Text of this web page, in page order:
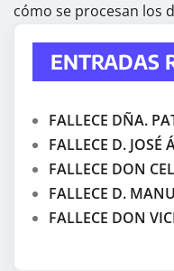
cómo se procesan los
ENTRADAS
FALLECE DÑA.
FALLECE D. JOSÉ
FALLECE DON
FALLECE D.
FALLECE DON